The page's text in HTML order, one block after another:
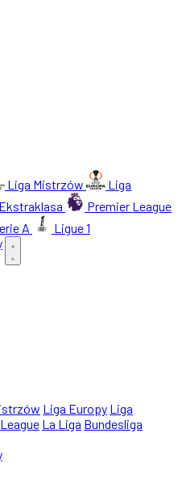
Liga Mistrzów
Liga
Ekstraklasa
Premier League
A
Ligue 1
Liga Europy Liga
La Liga Bundesliga